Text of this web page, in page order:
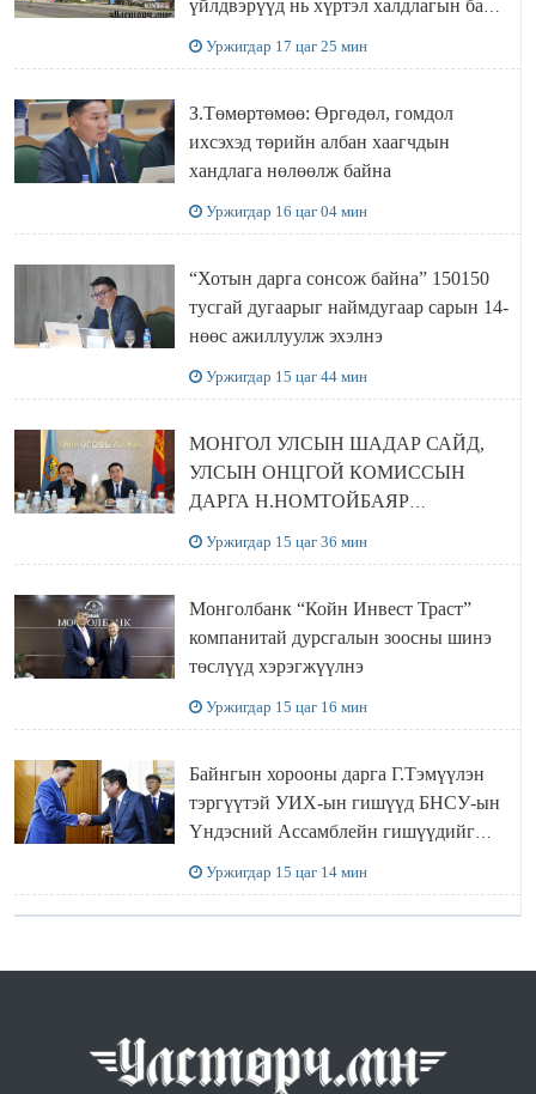
үйлдвэрүүд нь хүртэл халдлагын бай
Уржигдар 17 цаг 25 мин
З.Төмөртөмөө: Өргөдөл, гомдол
ихсэхэд төрийн албан хаагчдын
хандлага нөлөөлж байна
Уржигдар 16 цаг 04 мин
“Хотын дарга сонсож байна” 150150
тусгай дугаарыг наймдугаар сарын 14-
нөөс ажиллуулж эхэлнэ
Уржигдар 15 цаг 44 мин
МОНГОЛ УЛСЫН ШАДАР САЙД,
УЛСЫН ОНЦГОЙ КОМИССЫН
ДАРГА Н.НОМТОЙБАЯР
Уржигдар 15 цаг 36 мин
Монголбанк “Койн Инвест Траст”
компанитай дурсгалын зоосны шинэ
төслүүд хэрэгжүүлнэ
Уржигдар 15 цаг 16 мин
Байнгын хорооны дарга Г.Тэмүүлэн
тэргүүтэй УИХ-ын гишүүд БНСУ-ын
Үндэсний Ассамблейн гишүүдийг
Уржигдар 15 цаг 14 мин